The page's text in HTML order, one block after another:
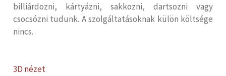
billiárdozni, kártyázni, sakkozni, dartsozni vagy
csocsózni tudunk. A szolgáltatásoknak külön költsége
nincs.
3D nézet